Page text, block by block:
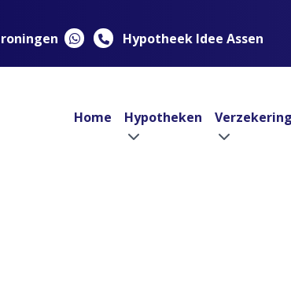
Hypotheek Idee Assen
Home Hypotheken